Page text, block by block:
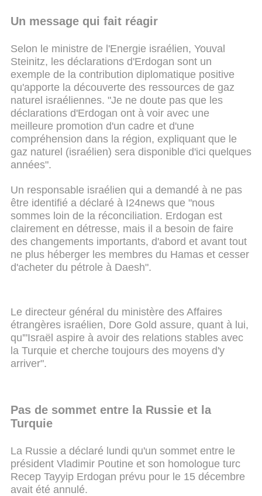
Un message qui fait réagir
Selon le ministre de l'Energie israélien, Youval
Steinitz, les déclarations d'Erdogan sont un
exemple de la contribution diplomatique positive
qu'apporte la découverte des ressources de gaz
naturel israéliennes. "Je ne doute pas que les
déclarations d'Erdogan ont à voir avec une
meilleure promotion d'un cadre et d'une
compréhension dans la région, expliquant que le
gaz naturel (israélien) sera disponible d'ici quelques
années".
Un responsable israélien qui a demandé à ne pas
être identifié a déclaré à I24news que "nous
sommes loin de la réconciliation. Erdogan est
clairement en détresse, mais il a besoin de faire
des changements importants, d'abord et avant tout
ne plus héberger les membres du Hamas et cesser
d'acheter du pétrole à Daesh".
Le directeur général du ministère des Affaires
étrangères israélien, Dore Gold assure, quant à lui,
qu'"Israël aspire à avoir des relations stables avec
la Turquie et cherche toujours des moyens d'y
arriver".
Pas de sommet entre la Russie et la
Turquie
La Russie a déclaré lundi qu'un sommet entre le
président Vladimir Poutine et son homologue turc
Recep Tayyip Erdogan prévu pour le 15 décembre
avait été annulé.